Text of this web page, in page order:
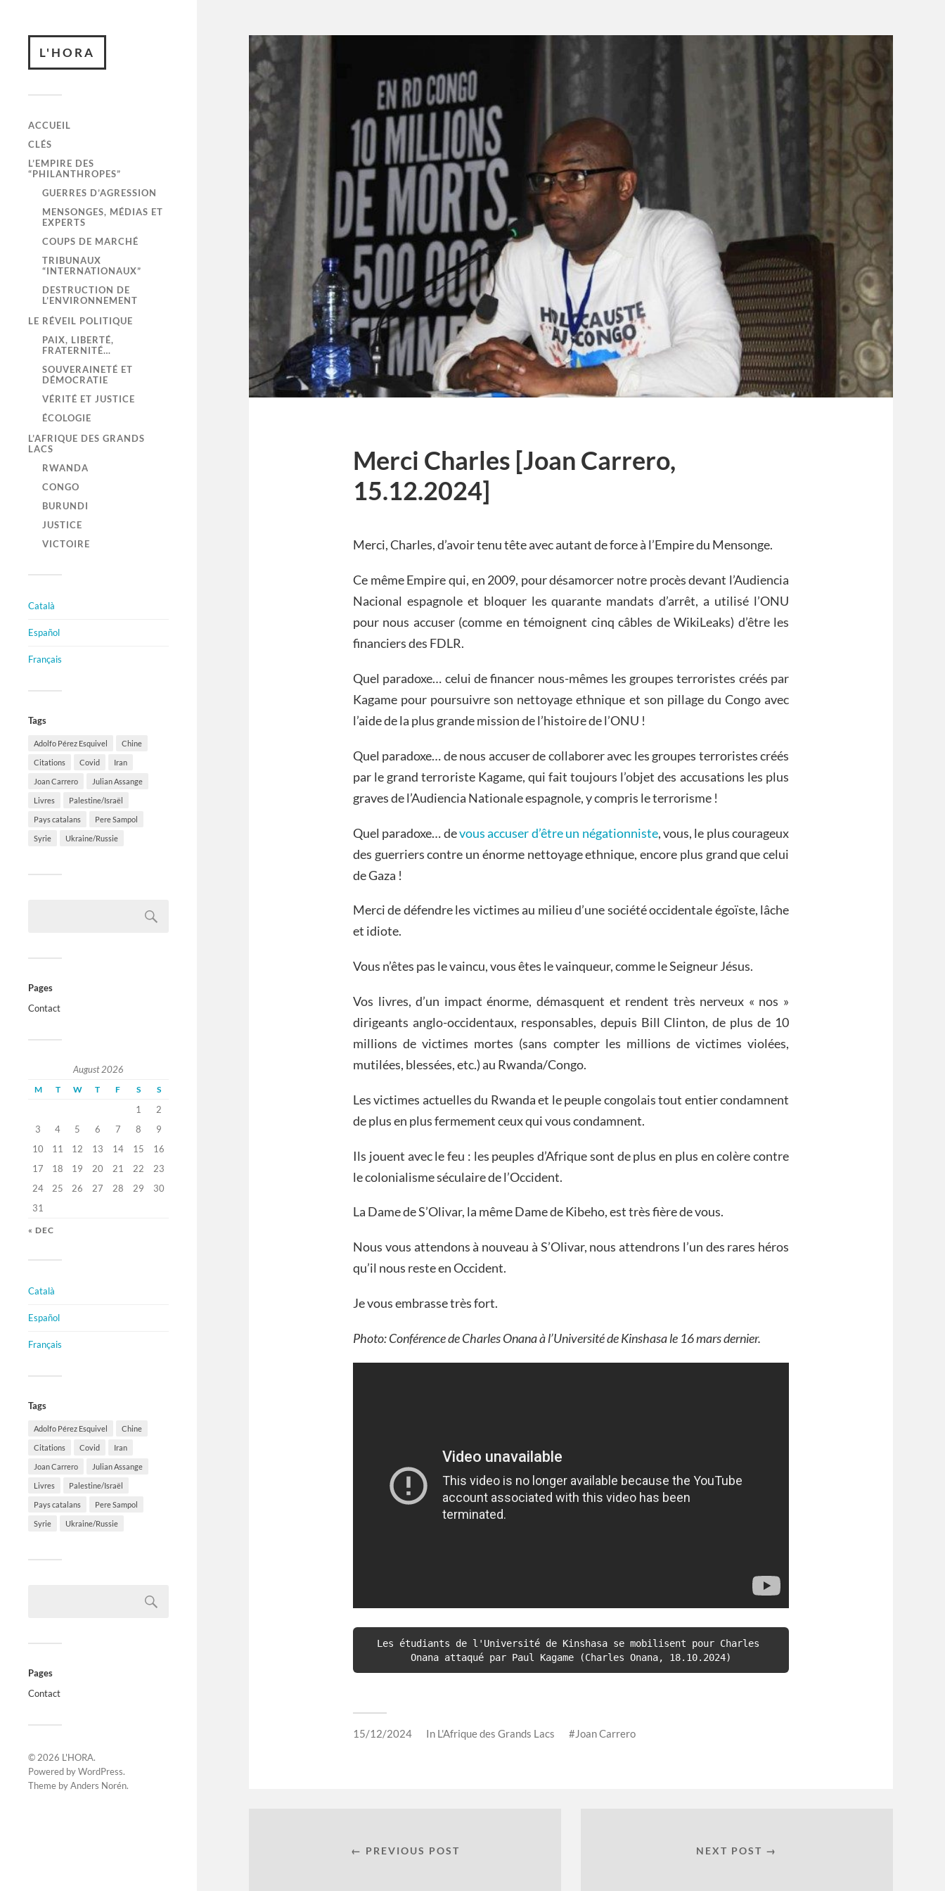
L'HORA
ACCUEIL
CLÉS
L’EMPIRE DES
“PHILANTHROPES”
GUERRES D’AGRESSION
MENSONGES, MÉDIAS ET
EXPERTS
COUPS DE MARCHÉ
TRIBUNAUX
“INTERNATIONAUX”
DESTRUCTION DE
L’ENVIRONNEMENT
LE RÉVEIL POLITIQUE
PAIX, LIBERTÉ,
FRATERNITÉ…
SOUVERAINETÉ ET
DÉMOCRATIE
VÉRITÉ ET JUSTICE
ÉCOLOGIE
L’AFRIQUE DES GRANDS
LACS
RWANDA
CONGO
BURUNDI
JUSTICE
VICTOIRE
Català
Español
Français
Tags
Adolfo Pérez Esquivel Chine
Citations Covid Iran
Joan Carrero Julian Assange
Livres Palestine/Israël
Pays catalans Pere Sampol
Syrie Ukraine/Russie
Pages
Contact
August 2026
M T W T F S S
1
2
3
4 5 6 7 8
9
10
11 12 13 14 15
16
17
18 19 20 21 22
23
24
25 26 27 28 29
30
31
« DEC
Català
Español
Français
Tags
Adolfo Pérez Esquivel Chine
Citations Covid Iran
Joan Carrero Julian Assange
Livres Palestine/Israël
Pays catalans Pere Sampol
Syrie Ukraine/Russie
Pages
Contact
© 2026 L'HORA.
Powered byWordPress.
Theme byAnders Norén.
Merci Charles [Joan Carrero,
15.12.2024]
Merci, Charles, d’avoir tenu tête avec autant de force à l’Empire du Mensonge.
Ce même Empire qui, en 2009, pour désamorcer notre procès devant l’Audiencia
Nacional espagnole et bloquer les quarante mandats d’arrêt, a utilisé l’ONU
pour nous accuser (comme en témoignent cinq câbles de WikiLeaks) d’être les
financiers des FDLR.
Quel paradoxe… celui de financer nous-mêmes les groupes terroristes créés par
Kagame pour poursuivre son nettoyage ethnique et son pillage du Congo avec
l’aide de la plus grande mission de l’histoire de l’ONU !
Quel paradoxe… de nous accuser de collaborer avec les groupes terroristes créés
par le grand terroriste Kagame, qui fait toujours l’objet des accusations les plus
graves de l’Audiencia Nationale espagnole, y compris le terrorisme !
Quel paradoxe… devous accuser d’être un négationniste, vous, le plus courageux
des guerriers contre un énorme nettoyage ethnique, encore plus grand que celui
de Gaza !
Merci de défendre les victimes au milieu d’une société occidentale égoïste, lâche
et idiote.
Vous n’êtes pas le vaincu, vous êtes le vainqueur, comme le Seigneur Jésus.
Vos livres, d’un impact énorme, démasquent et rendent très nerveux « nos »
dirigeants anglo-occidentaux, responsables, depuis Bill Clinton, de plus de 10
millions de victimes mortes (sans compter les millions de victimes violées,
mutilées, blessées, etc.) au Rwanda/Congo.
Les victimes actuelles du Rwanda et le peuple congolais tout entier condamnent
de plus en plus fermement ceux qui vous condamnent.
Ils jouent avec le feu : les peuples d’Afrique sont de plus en plus en colère contre
le colonialisme séculaire de l’Occident.
La Dame de S’Olivar, la même Dame de Kibeho, est très fière de vous.
Nous vous attendons à nouveau à S’Olivar, nous attendrons l’un des rares héros
qu’il nous reste en Occident.
Je vous embrasse très fort.
Photo: Conférence de Charles Onana à l’Université de Kinshasa le 16 mars dernier.
Les étudiants de l'Université de Kinshasa se mobilisent pour Charles
Onana attaqué par Paul Kagame (Charles Onana, 18.10.2024)
15/12/2024 In L'Afrique des Grands Lacs Joan Carrero
← PREVIOUS POST NEXT POST →